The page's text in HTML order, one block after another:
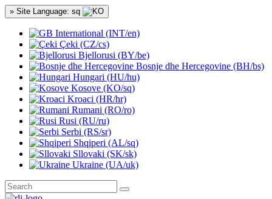
» Site Language: sq
International (INT/en)
Çeki (CZ/cs)
Bjellorusi (BY/be)
Bosnje dhe Hercegovine (BH/bs)
Hungari (HU/hu)
Kosove (KO/sq)
Kroaci (HR/hr)
Rumani (RO/ro)
Rusi (RU/ru)
Serbi (RS/sr)
Shqiperi (AL/sq)
Sllovaki (SK/sk)
Ukraine (UA/uk)